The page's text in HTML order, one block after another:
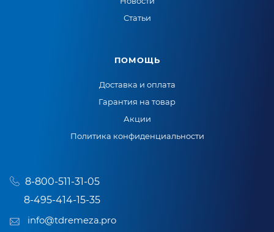
Статьи
ПОМОЩЬ
Доставка и оплата
Гарантия на товар
Акции
Политика конфиденциальности
8-800-511-31-05
8-495-414-15-35
info@tdremeza.pro